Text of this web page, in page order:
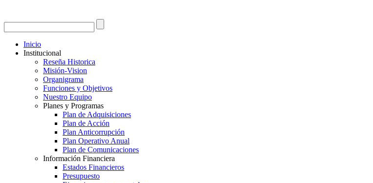
Inicio
Institucional
Reseña Historica
Misión-Vision
Organigrama
Funciones y Objetivos
Nuestro Equipo
Planes y Programas
Plan de Adquisiciones
Plan de Acción
Plan Anticorrupción
Plan Operativo Anual
Plan de Comunicaciones
Información Financiera
Estados Financieros
Presupuesto